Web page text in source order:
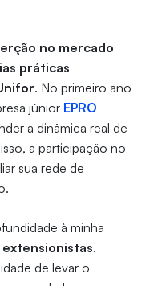
no mercado
práticas
. No primeiro ano
júnior EPRO
a dinâmica real de
a participação no
sua rede de
à minha
.
de levar o